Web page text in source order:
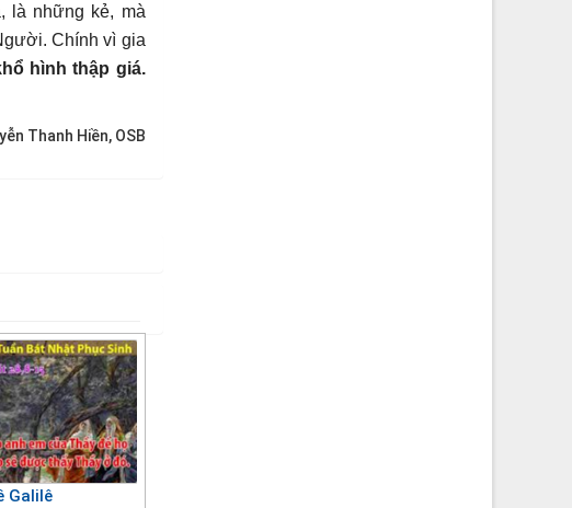
là những kẻ, mà
Chính vì gia
hình thập giá.
Thanh Hiền, OSB
Galilê